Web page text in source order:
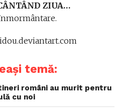
ZIUA…
temă:
români au murit pentru
cu noi